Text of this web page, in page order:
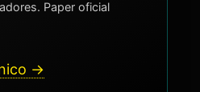
Paper oficial
→